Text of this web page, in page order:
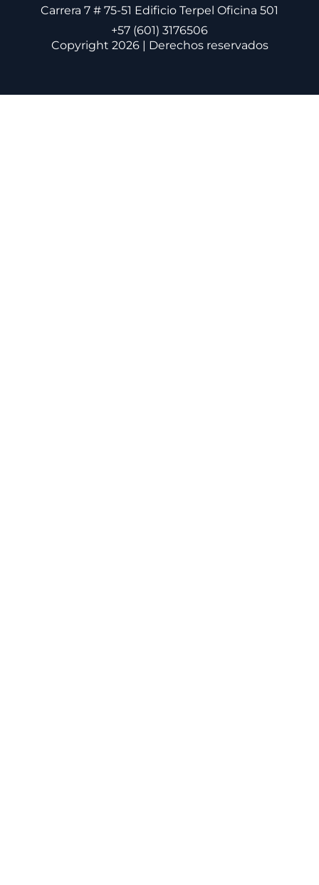
Carrera 7 # 75-51 Edificio Terpel Oficina 501
+57 (601) 3176506
Copyright 2026 | Derechos reservados